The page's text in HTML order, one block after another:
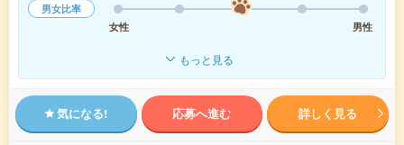
男女比率
女性
男性
もっと見る
気になる! 応募へ進む 詳しく見る